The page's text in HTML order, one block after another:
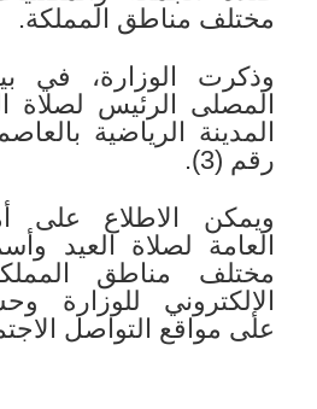
مختلف مناطق المملكة.
وذكرت الوزارة، في
المصلى الرئيس لصلاة
المدينة الرياضية
رقم (3).
ويمكن الاطلاع على
العامة لصلاة العيد
مختلف مناطق
الإلكتروني للوزارة
على مواقع التواصل